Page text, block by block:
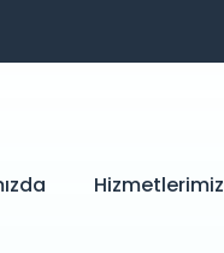
Hizmetlerimiz